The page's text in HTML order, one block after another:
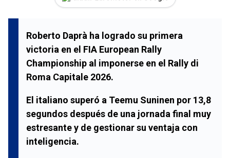
Roberto Daprà ha logrado su primera
victoria en el FIA European Rally
Championship al imponerse en el Rally di
Roma Capitale 2026.
El italiano superó a Teemu Suninen por 13,8
segundos después de una jornada final muy
estresante y de gestionar su ventaja con
inteligencia.